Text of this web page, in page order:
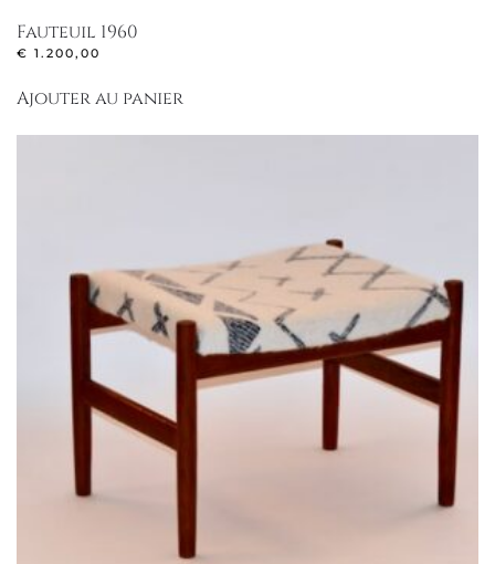
Fauteuil 1960
€ 1.200,00
Ajouter au panier